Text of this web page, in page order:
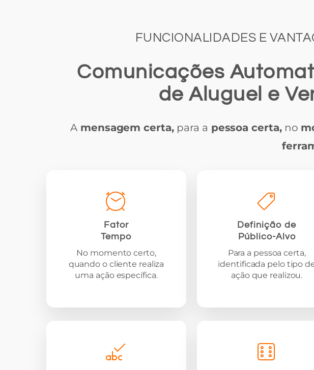
FUNCIONALIDADES E
Comunicações
de Aluguel e
A mensagem certa, para a pessoa certa, no
Fator
Tempo
No momento certo,
quando o cliente realiza
uma ação específica.
Definição de
Público-Alvo
Para a pessoa certa,
identificada pelo tipo
ação que realizou.